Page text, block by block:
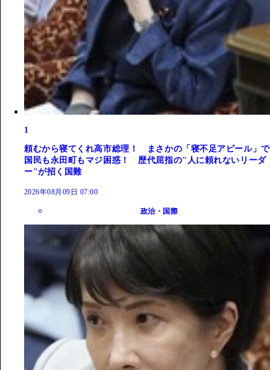
1
頼むから寝てくれ高市総理！ まさかの「寝不足アピール」で
国民も永田町もマジ困惑！ 歴代屈指の"人に頼れないリーダ
ー"が招く国難
2026年08月09日 07:00
政治・国際